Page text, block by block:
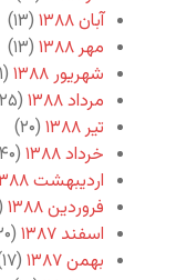
آبان ۱۳۸۸
(۱۳)
مهر ۱۳۸۸
(۱۳)
شهریور ۱۳۸۸
(۲۱)
مرداد ۱۳۸۸
(۲۵)
تیر ۱۳۸۸
(۲۰)
خرداد ۱۳۸۸
(۴۰)
اردیبهشت ۱۳۸۸
فروردین ۱۳۸۸
اسفند ۱۳۸۷
(۲۰)
بهمن ۱۳۸۷
(۱۷)